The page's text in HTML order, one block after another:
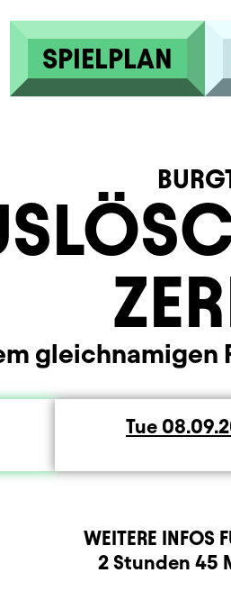
SPIELPLAN
gleichnamigen
Tue
WEITERE INFOS
2 Stunden 45